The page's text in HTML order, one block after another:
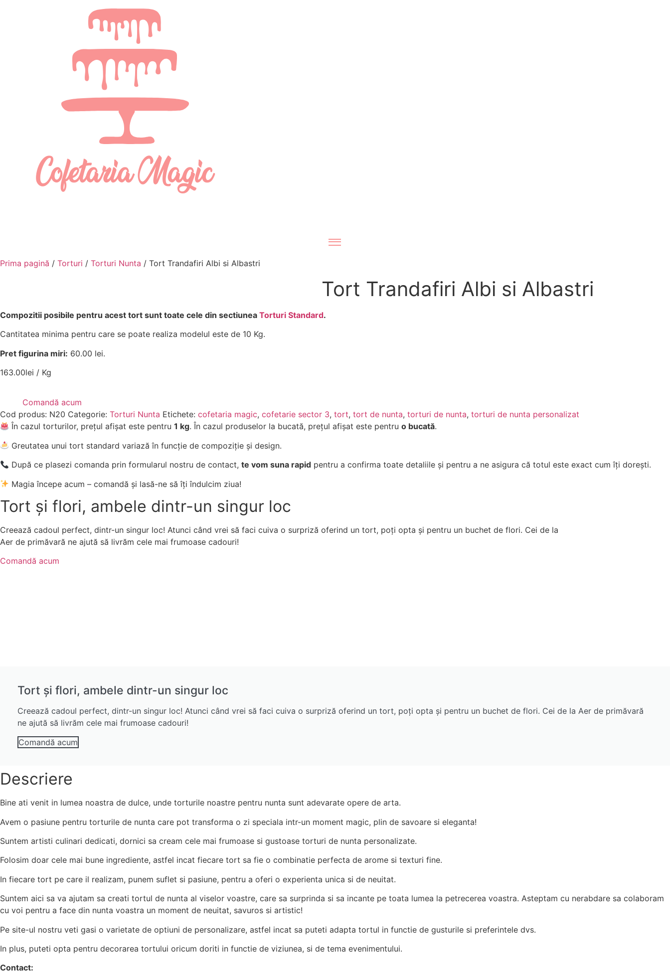
Prima pagină / Torturi / Torturi Nunta / Tort Trandafiri Albi si Albastri
Tort Trandafiri Albi si Albastri
Compozitii posibile pentru acest tort sunt toate cele din sectiunea Torturi Standard.
Cantitatea minima pentru care se poate realiza modelul este de 10 Kg.
Pret figurina miri: 60.00 lei.
163.00lei / Kg
Comandă acum
Cod produs: N20 Categorie: Torturi Nunta Etichete: cofetaria magic, cofetarie sector 3, tort, tort de nunta, torturi de nunta, torturi de nunta personalizat
În cazul torturilor, prețul afișat este pentru1 kg. În cazul produselor la bucată, prețul afișat este pentruo bucată.
Greutatea unui tort standard variază în funcție de compoziție și design.
După ce plasezi comanda prin formularul nostru de contact,te vom suna rapid pentru a confirma toate detaliile și pentru a ne asigura că totul este exact cum îți dorești.
Magia începe acum – comandă și lasă-ne să îți îndulcim ziua!
Tort și flori, ambele dintr-un singur loc
Creează cadoul perfect, dintr-un singur loc! Atunci când vrei să faci cuiva o surpriză oferind un tort, poți opta și pentru un buchet de flori. Cei de la
Aer de primăvară ne ajută să livrăm cele mai frumoase cadouri!
Comandă acum
Tort și flori, ambele dintr-un singur loc
Creează cadoul perfect, dintr-un singur loc! Atunci când vrei să faci cuiva o surpriză oferind un tort, poți opta și pentru un buchet de flori. Cei de la Aer de primăvară
ne ajută să livrăm cele mai frumoase cadouri!
Comandă acum
Descriere
Bine ati venit in lumea noastra de dulce, unde torturile noastre pentru nunta sunt adevarate opere de arta.
Avem o pasiune pentru torturile de nunta care pot transforma o zi speciala intr-un moment magic, plin de savoare si eleganta!
Suntem artisti culinari dedicati, dornici sa cream cele mai frumoase si gustoase torturi de nunta personalizate.
Folosim doar cele mai bune ingrediente, astfel incat fiecare tort sa fie o combinatie perfecta de arome si texturi fine.
In fiecare tort pe care il realizam, punem suflet si pasiune, pentru a oferi o experienta unica si de neuitat.
Suntem aici sa va ajutam sa creati tortul de nunta al viselor voastre, care sa surprinda si sa incante pe toata lumea la petrecerea voastra. Asteptam cu nerabdare sa colaboram
cu voi pentru a face din nunta voastra un moment de neuitat, savuros si artistic!
Pe site-ul nostru veti gasi o varietate de optiuni de personalizare, astfel incat sa puteti adapta tortul in functie de gusturile si preferintele dvs.
In plus, puteti opta pentru decorarea tortului oricum doriti in functie de viziunea, si de tema evenimentului.
Contact: